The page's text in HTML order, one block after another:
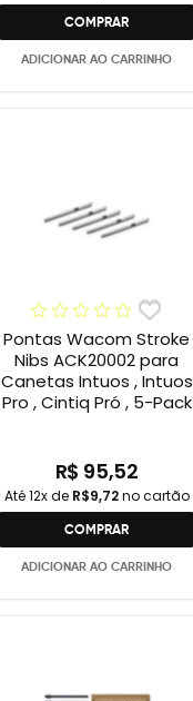
COMPRAR
ADICIONAR AO CARRINHO
Pontas Wacom Stroke
Nibs ACK20002 para
Canetas Intuos , Intuos
Pro , Cintiq Pró , 5-Pack
R$ 95,52
Até 12x de R$9,72no cartão
COMPRAR
ADICIONAR AO CARRINHO